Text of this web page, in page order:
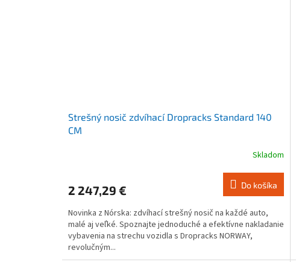
Strešný nosič zdvíhací Dropracks Standard 140
CM
je
z
5
hviezdičiek.
Skladom
2 247,29 € Do košíka
Novinka z Nórska: zdvíhací strešný nosič na každé auto,
malé aj veľké. Spoznajte jednoduché a efektívne nakladanie
vybavenia na strechu vozidla s Dropracks NORWAY,
revolučným...